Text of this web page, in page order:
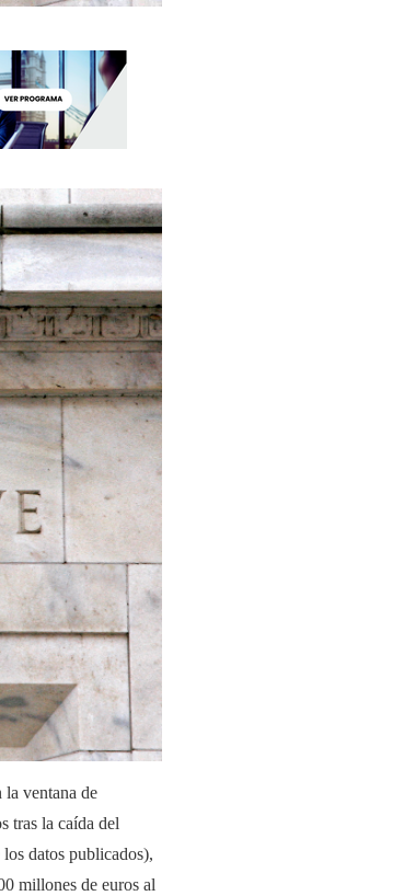
ventana de
tras la caída del
datos publicados),
millones de euros al